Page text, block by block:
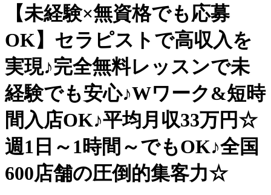
【未経験×無資格でも応募
OK】セラピストで高収入を
実現♪完全無料レッスンで未
経験でも安心♪Wワーク&短時
間入店OK♪平均月収33万円☆
週1日～1時間～でもOK♪全国
600店舗の圧倒的集客力☆